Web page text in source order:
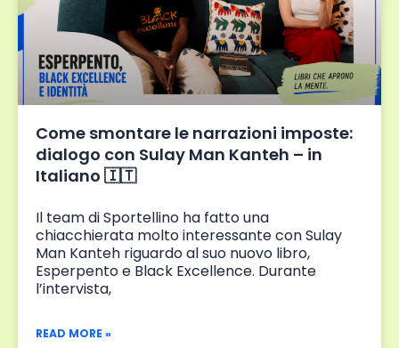
Come smontare le narrazioni imposte:
dialogo con Sulay Man Kanteh – in
Italiano 🇮🇹
Il team di Sportellino ha fatto una
chiacchierata molto interessante con Sulay
Man Kanteh riguardo al suo nuovo libro,
Esperpento e Black Excellence. Durante
l’intervista,
READ MORE »